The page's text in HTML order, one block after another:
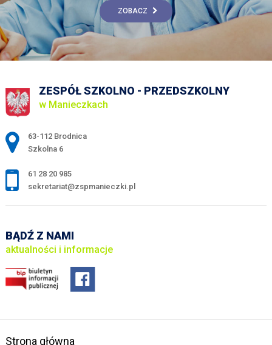
ZOBACZ
ZESPÓŁ SZKOLNO - PRZEDSZKOLNY
w Manieczkach
Adres pocztowy:
63-112 Brodnica
Szkolna 6
61 28 20 985
sekretariat@zspmanieczki.pl
BĄDŹ Z NAMI
aktualności i informacje
Strona główna